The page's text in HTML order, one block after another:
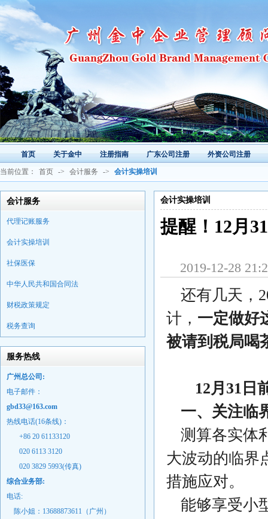
首页 关于金中 注册指南 广东公司注册 外资公司注册
当前位置： 首页 -> 会计服务 -> 会计实操培训
会计服务
代理记账服务
会计实操培训
社保医保
中华人民共和国合同法
财税政策规定
税务查询
服务热线
广州总公司:
电子邮件：
gbd33@163.com
热线电话(16条线)：
+86 20 61133120
020 6113 3120
020 3829 5993(传真)
综合业务部:
电话:
陈小姐：13688873611（广州）
会计实操培训
提醒！12月
2019-12-28
还有几天，
计， 一定做好
被请到税局喝
12月31日
一、关注临
测算各实体
大波动的临界
措施应对。
能够享受小